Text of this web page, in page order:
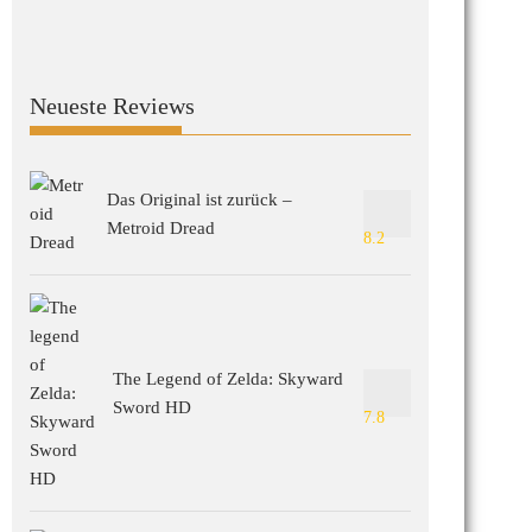
Neueste Reviews
Das Original ist zurück –
Metroid Dread
8.2
The Legend of Zelda: Skyward
Sword HD
7.8